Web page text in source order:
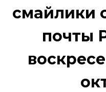
смайлики
почты